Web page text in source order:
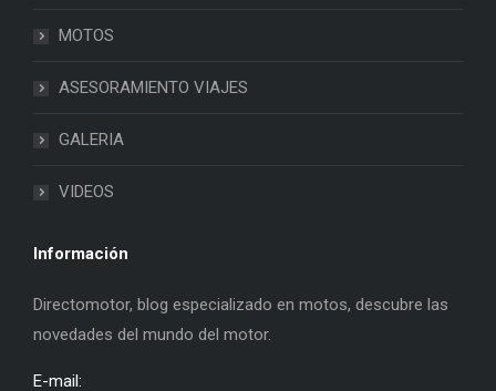
MOTOS
ASESORAMIENTO VIAJES
GALERIA
VIDEOS
Información
Directomotor, blog especializado en motos, descubre las
novedades del mundo del motor.
E-mail: